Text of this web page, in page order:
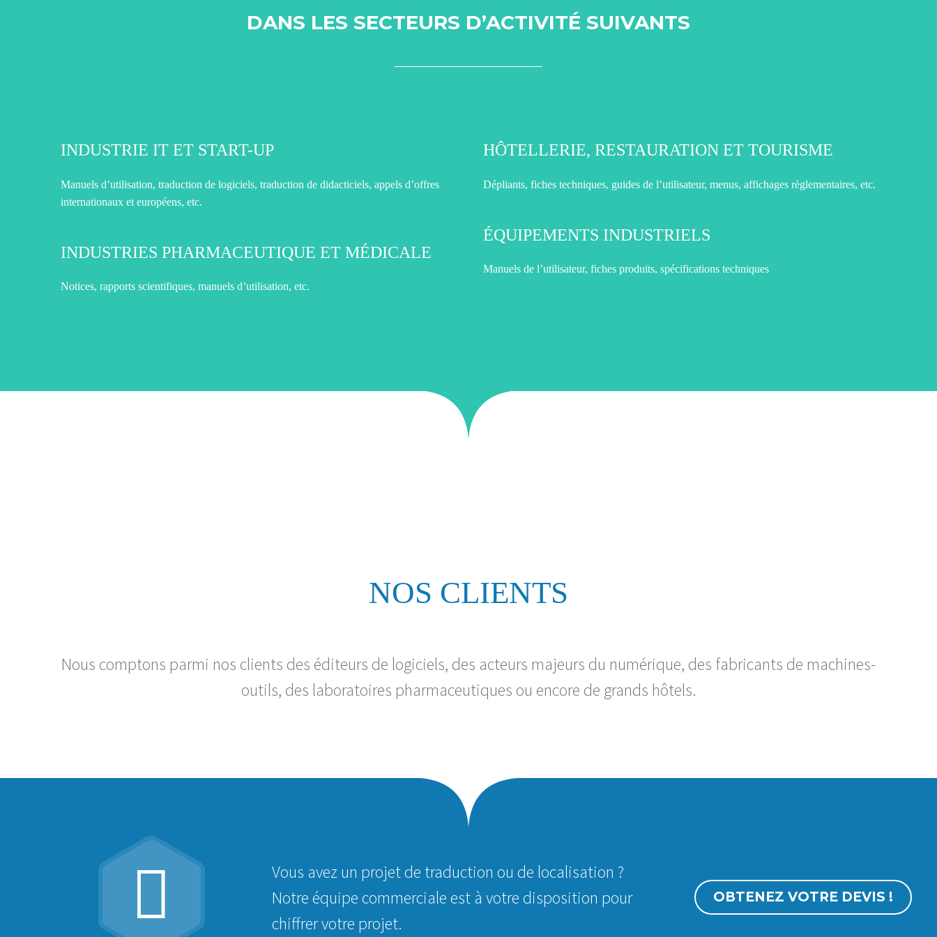
DANS LES SECTEURS D’ACTIVITÉ SUIVANTS
INDUSTRIE IT ET START-UP
Manuels d’utilisation, traduction de logiciels, traduction de didacticiels, appels d’offres
internationaux et européens, etc.
INDUSTRIES PHARMACEUTIQUE ET MÉDICALE
Notices, rapports scientifiques, manuels d’utilisation, etc.
HÔTELLERIE, RESTAURATION ET TOURISME
Dépliants, fiches techniques, guides de l’utilisateur, menus, affichages règlementaires, etc.
ÉQUIPEMENTS INDUSTRIELS
Manuels de l’utilisateur, fiches produits, spécifications techniques
NOS CLIENTS
Nous comptons parmi nos clients des éditeurs de logiciels, des acteurs majeurs du numérique, des fabricants de machines-
outils, des laboratoires pharmaceutiques ou encore de grands hôtels.


Vous avez un projet de traduction ou de localisation ?
Notre équipe commerciale est à votre disposition pour
chiffrer votre projet.
OBTENEZ VOTRE DEVIS !